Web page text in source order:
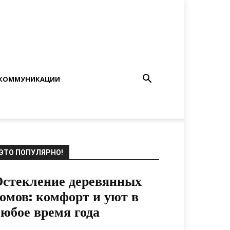
ПОПУЛЯРНО!
деревянных
комфорт и уют в
время года
17.07.2024